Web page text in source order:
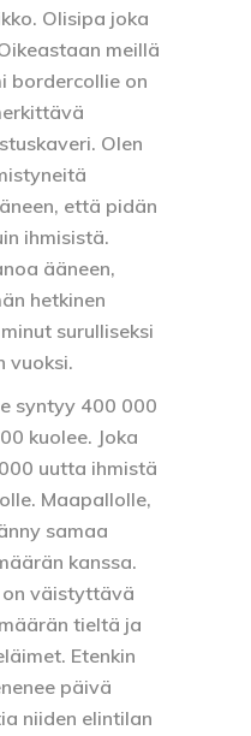
Olisipa joka
meillä
bordercollie on
Olen
että pidän
ihmisistä.
ääneen,
hetkinen
surulliseksi
vuoksi.
syntyy 400 000
kuolee. Joka
uutta ihmistä
Maapallolle,
samaa
kanssa.
on väistyttävä
tieltä ja
Etenkin
päivä
niiden elintilan